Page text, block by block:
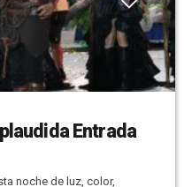
Entrada
noche de luz, color,